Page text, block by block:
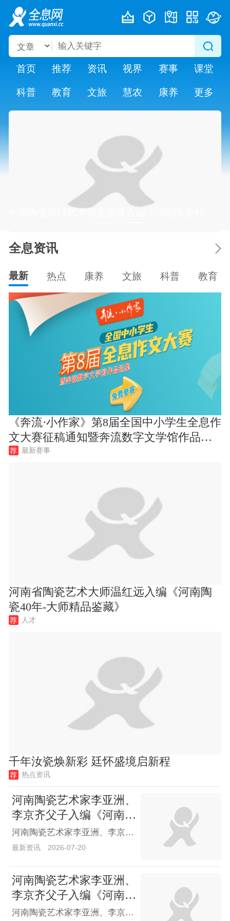
首页 推荐 资讯 视界 赛事 课堂
科普 教育 文旅 慧农 康养 更多
全息资讯
最新 热点 康养 文旅 科普 教育
《奔流·小作家》第8届全国中小学生全息作
文大赛征稿通知暨奔流数字文学馆作品征
集
荐 最新赛事
河南省陶瓷艺术大师温红远入编《河南陶
瓷40年-大师精品鉴藏》
荐 人才
千年汝瓷焕新彩 廷怀盛境启新程
荐 热点资讯
河南陶瓷艺术家李亚洲、
李京齐父子入编《河南陶
瓷40年大师精品鉴藏》河南陶瓷艺术家李亚洲、李京齐父子入编《河南陶瓷40年大师精品鉴藏》
最新资讯 2026-07-20
河南陶瓷艺术家李亚洲、
李京齐父子入编《河南陶
瓷40年大师精品鉴藏》河南陶瓷艺术家李亚洲、李京齐父子入编《河南陶瓷40年大师精品鉴藏》